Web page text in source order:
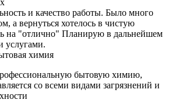
и качество работы. Было много
а вернуться хотелось в чистую
на "отлично" Планирую в дальнейшем
услугами.
химия
бытовую химию,
со всеми видами загрязнений и